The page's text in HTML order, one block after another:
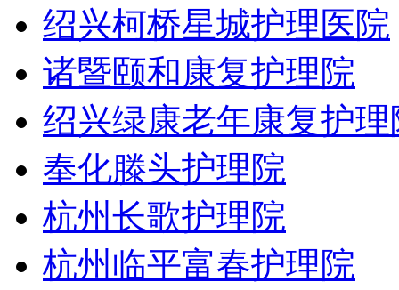
绍兴柯桥星城护理医院
诸暨颐和康复护理院
绍兴绿康老年康复护理
奉化滕头护理院
杭州长歌护理院
杭州临平富春护理院